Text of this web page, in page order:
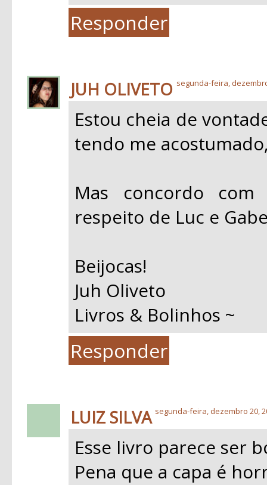
Responder
JUH OLIVETO segunda-feira,
Estou cheia de
tendo me
Mas concordo
respeito de Luc e
Beijocas!
Juh Oliveto
Livros & Bolinhos ~
Responder
LUIZ SILVA segunda-feira, dezembro 20,
Esse livro parece ser
Pena que a capa é